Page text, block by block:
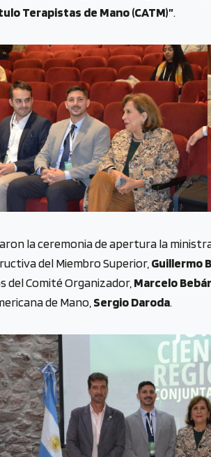
er k
p
p
Terapistas de Mano (CATM)”.
la ceremonia de apertura la ministra
del Miembro Superior, Guillermo
del Comité Organizador, Marcelo
de Mano, Sergio Daroda.